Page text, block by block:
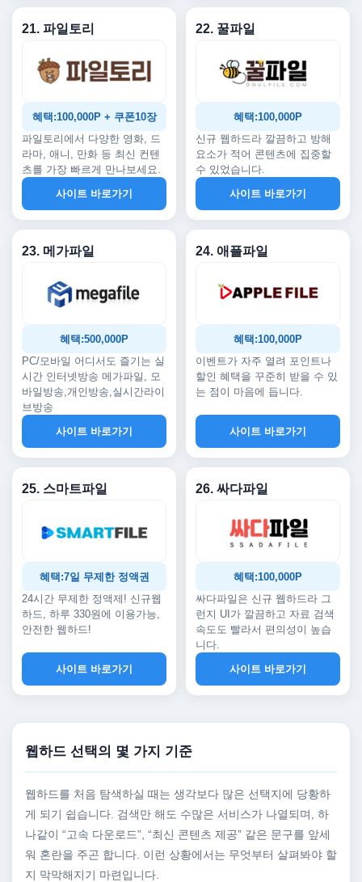
21. 파일토리
혜택:100,000P + 쿠폰10장
파일토리에서 다양한 영화, 드
라마, 애니, 만화 등 최신 컨텐
츠를 가장 빠르게 만나보세요.
사이트 바로가기
22. 꿀파일
혜택:100,000P
신규 웹하드라 깔끔하고 방해
요소가 적어 콘텐츠에 집중할
수 있었습니다.
사이트 바로가기
23. 메가파일
혜택:500,000P
PC/모바일 어디서도 즐기는 실
시간 인터넷방송 메가파일, 모
바일방송,개인방송,실시간라이
브방송
사이트 바로가기
24. 애플파일
혜택:100,000P
이벤트가 자주 열려 포인트나
할인 혜택을 꾸준히 받을 수 있
는 점이 마음에 듭니다.
사이트 바로가기
25. 스마트파일
혜택:7일 무제한 정액권
24시간 무제한 정액제! 신규웹
하드, 하루 330원에 이용가능,
안전한 웹하드!
사이트 바로가기
26. 싸다파일
혜택:100,000P
싸다파일은 신규 웹하드라 그
런지 UI가 깔끔하고 자료 검색
속도도 빨라서 편의성이 높습
니다.
사이트 바로가기
웹하드 선택의 몇 가지 기준
웹하드를 처음 탐색하실 때는 생각보다 많은 선택지에 당황하
게 되기 쉽습니다. 검색만 해도 수많은 서비스가 나열되며, 하
나같이 “고속 다운로드”, “최신 콘텐츠 제공” 같은 문구를 앞세
워 혼란을 주곤 합니다. 이런 상황에서는 무엇부터 살펴봐야 할
지 막막해지기 마련입니다.